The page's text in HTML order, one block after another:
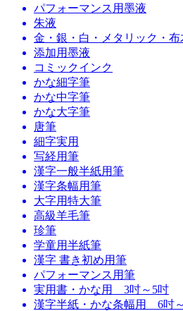
パフォーマンス用墨液
朱液
金・銀・白・メタリック・
添加用墨液
コミックインク
かな細字筆
かな中字筆
かな大字筆
唐筆
細字実用
写経用筆
漢字一般半紙用筆
漢字条幅用筆
大字用特大筆
高級羊毛筆
珍筆
学童用半紙筆
漢字 書き初め用筆
パフォーマンス用筆
実用書・かな用 3吋～5吋
漢字半紙・かな条幅用 6吋